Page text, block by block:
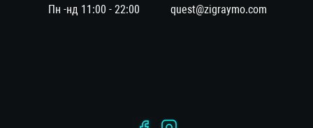
Пн -нд 11:00 - 22:00 quest@zigraymo.com